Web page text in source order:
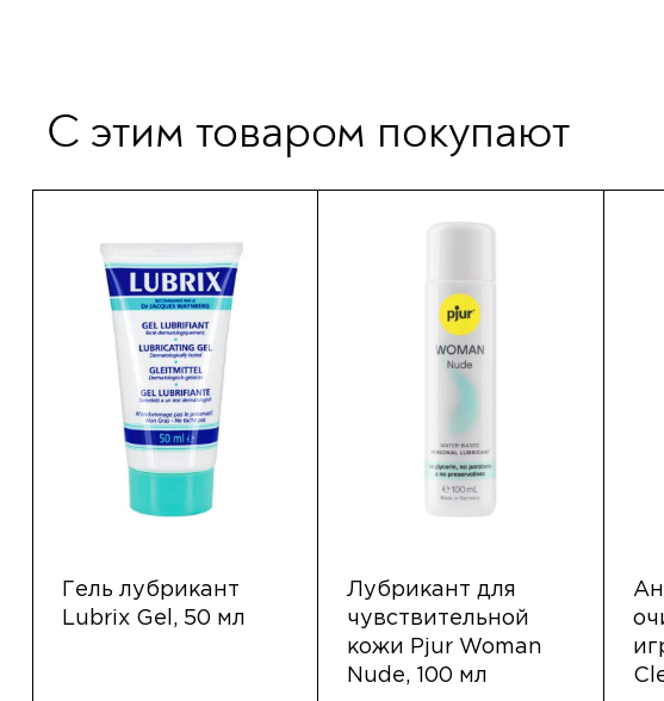
С этим товаром покупают
Гель лубрикант
Lubrix Gel, 50 мл
Лубрикант для
чувствительной
кожи Pjur Woman
Nude, 100 мл